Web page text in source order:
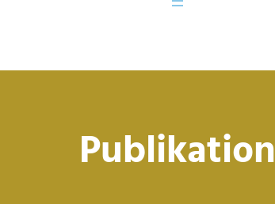
Publikation